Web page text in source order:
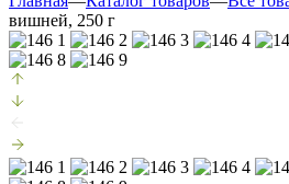
вишней, 250 г